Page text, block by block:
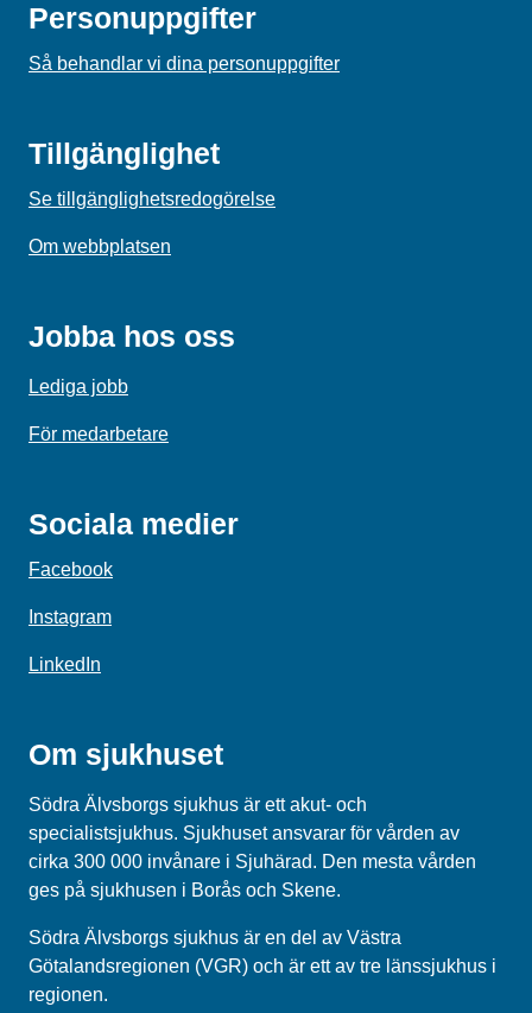
Personuppgifter
Så behandlar vi dina personuppgifter
Tillgänglighet
Se tillgänglighetsredogörelse
Om webbplatsen
Jobba hos oss
Lediga jobb
För medarbetare
Sociala medier
Facebook
Instagram
LinkedIn
Om sjukhuset
Södra Älvsborgs sjukhus är ett akut- och
specialistsjukhus. Sjukhuset ansvarar för vården av
cirka 300 000 invånare i Sjuhärad. Den mesta vården
ges på sjukhusen i Borås och Skene.
Södra Älvsborgs sjukhus är en del av Västra
Götalandsregionen (VGR) och är ett av tre länssjukhus i
regionen.